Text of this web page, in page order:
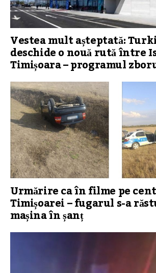
Vestea mult așteptată:
deschide o nouă rută între
Timișoara – programul
Urmărire ca în filme pe
Timișoarei – fugarul s-a
mașina în șanț